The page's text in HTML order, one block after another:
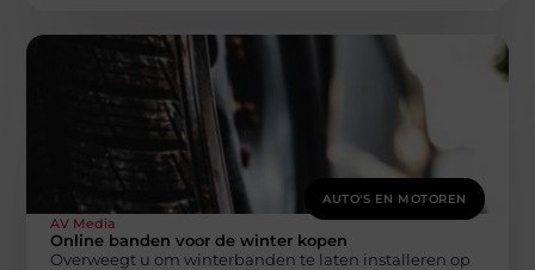
AUTO'S EN MOTOREN
AV Media
Online banden voor de winter kopen
Overweegt u om winterbanden te laten installeren op